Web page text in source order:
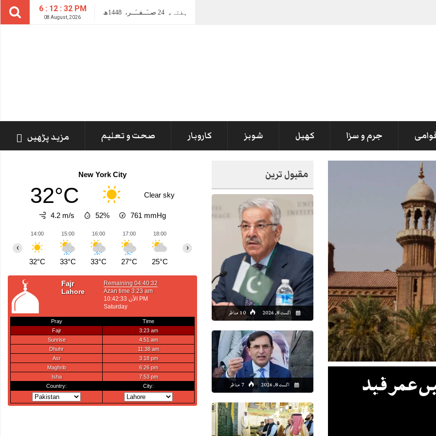
6 : 12 : 33 PM
08 August, 2026
ہفتہ، 24 صــَــفــَــر، 1448ھ
جرم و سزا کھیل شوبز کاروبار صحت و تعلیم مزید پڑھیں
مقبول ترین
اگست 8, 2026 10 مناظر
اگست 8, 2026 7 مناظر
عمر قید
New York City
32°C Clear sky
4.2 m/s 52% 761 mmHg
14:00
32°C
15:00
33°C
16:00
33°C
17:00
27°C
18:00
25°C 26°C
21:00
25°C
22:00
25°C 25°C
02:00
24°C
‹ ›